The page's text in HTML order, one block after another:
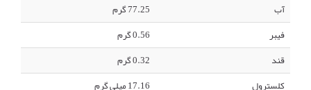
آب
77.25 گرم
فیبر
0.56 گرم
قند
0.32 گرم
کلسترول
17.16 میلی گرم